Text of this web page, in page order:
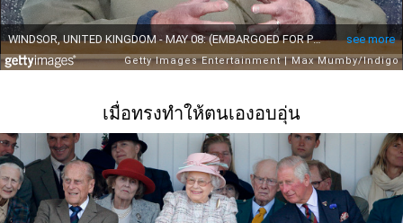
เมื่อทรงทำให้ตนเองอบอุ่น